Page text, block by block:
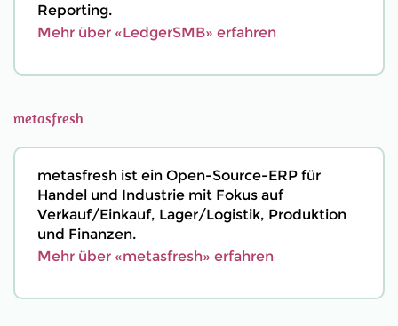
Reporting.
Mehr über «LedgerSMB» erfahren
metasfresh
metasfresh ist ein Open-Source-ERP für
Handel und Industrie mit Fokus auf
Verkauf/Einkauf, Lager/Logistik, Produktion
und Finanzen.
Mehr über «metasfresh» erfahren